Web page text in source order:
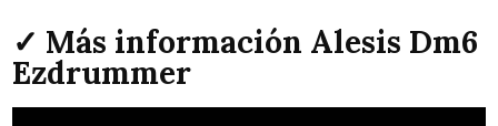
✓ Más información Alesis Dm6
Ezdrummer